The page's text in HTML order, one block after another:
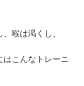
喉は渇くし、
はこんなトレーニ